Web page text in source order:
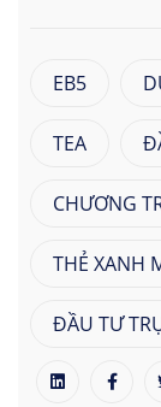
EB5
TEA
CHƯƠNG
THẺ XANH
ĐẦU TƯ